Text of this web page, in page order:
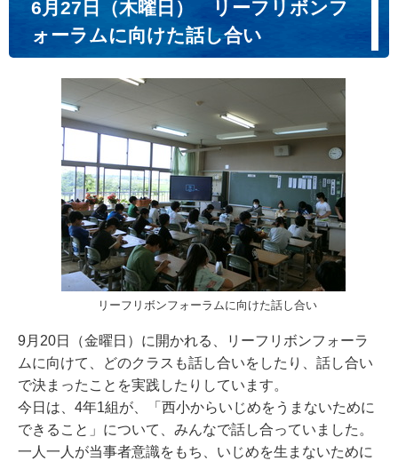
6月27日（木曜日） リーフリボンフ
ォーラムに向けた話し合い
リーフリボンフォーラムに向けた話し合い
9月20日（金曜日）に開かれる、リーフリボンフォーラ
ムに向けて、どのクラスも話し合いをしたり、話し合い
で決まったことを実践したりしています。
今日は、4年1組が、「西小からいじめをうまないために
できること」について、みんなで話し合っていました。
一人一人が当事者意識をもち、いじめを生まないために